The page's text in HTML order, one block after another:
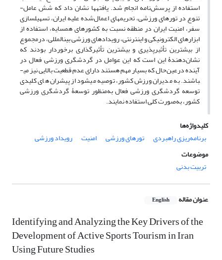
استفاده از پرسش‌نامه انجام شد. یافته­ها نشان داد که شش عامل-
تنوع در تورهای ورزشی، تحریم­های اعمال‌شده علیه ایران، تسهیل­سازی
سفر، امنیت ایران در منطقه نسبت به کشورهای همسایه، استفاده از
ابزارهای الکترونیکی و اینترنتی، رویدادهای ورزشی بین­المللی، درمجموع
از بیشترین تأثیرپذیری و بیشترین تأثیرگذاری برخوردار بودند که
نشان‌دهندۀ این است که این عوامل در گردشگری ورزشی فعال در
آینده درعین‌حال که بسیار مهم هستند دارای عدم قطعیت بالایی نیز می­
باشند. به مدیران ورزش کشور، توصیه می­شود از پیشران های کلیدی
توسعه گردشگری ورزشی فعال به‌منظور توسعۀ گردشگری ورزشی
کشور، به‌صورت کلی استفاده نمایند.
کلیدواژه‌ها
برنامه‌ریزی راهبردی
تورهای ورزشی امنیت
رویداد ورزشی
موضوعات
تربیت بدنی
عنوان مقاله English
Identifying and Analyzing the Key Drivers of the
Development of Active Sports Tourism in Iran
Using Future Studies